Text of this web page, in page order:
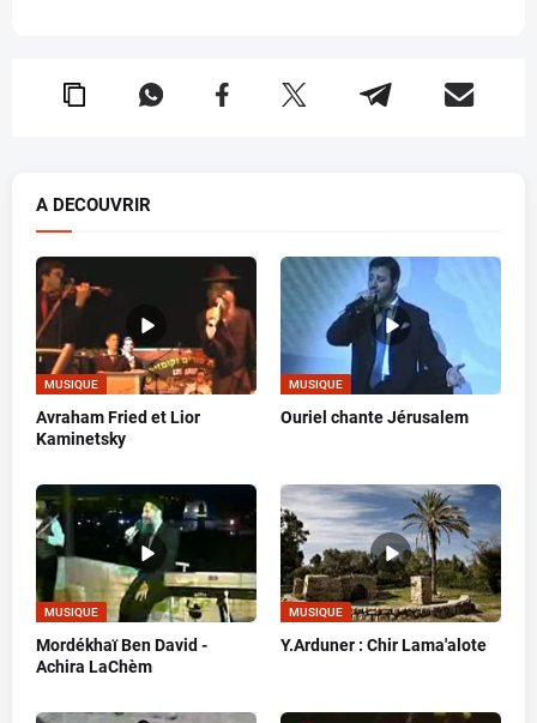
A DECOUVRIR
MUSIQUE
Avraham Fried et Lior
Kaminetsky
MUSIQUE
Ouriel chante Jérusalem
MUSIQUE
Mordékhaï Ben David -
Achira LaChèm
MUSIQUE
Y.Arduner : Chir Lama'alote